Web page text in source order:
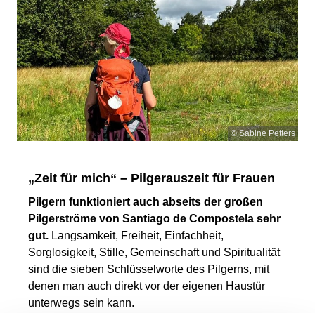
© Sabine Petters
„Zeit für mich“ – Pilgerauszeit für Frauen
Pilgern funktioniert auch abseits der großen
Pilgerströme von Santiago de Compostela sehr
gut. Langsamkeit, Freiheit, Einfachheit,
Sorglosigkeit, Stille, Gemeinschaft und Spiritualität
sind die sieben Schlüsselworte des Pilgerns, mit
denen man auch direkt vor der eigenen Haustür
unterwegs sein kann.